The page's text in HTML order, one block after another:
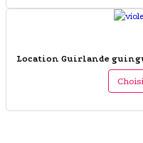
Location Guirlande